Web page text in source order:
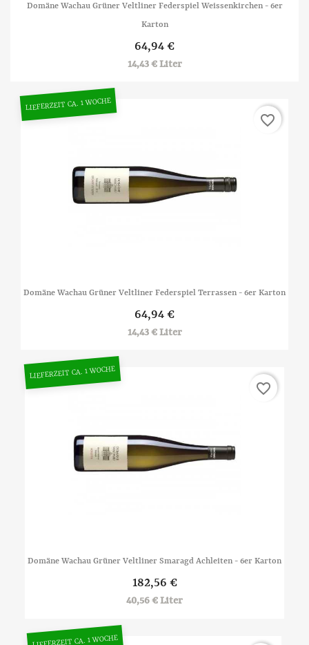
Domäne Wachau Grüner Veltliner Federspiel Weissenkirchen - 6er
Karton
64,94 €
14,43 € Liter
Domäne Wachau Grüner Veltliner Federspiel Terrassen - 6er Karton
64,94 €
14,43 € Liter
LIEFERZEIT CA. 1 WOCHE
favorite_border
Domäne Wachau Grüner Veltliner Smaragd Achleiten - 6er Karton
182,56 €
40,56 € Liter
LIEFERZEIT CA. 1 WOCHE
favorite_border
LIEFERZEIT CA. 1 WOCHE